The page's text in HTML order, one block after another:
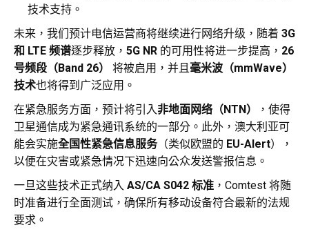
技术支持。
未来，我们预计电信运营商将继续进行网络升级，随着 3G
和 LTE 频谱逐步释放， 5G NR 的可用性将进一步提高， 26
号频段（Band 26）
将被启用，并且毫米波（mmWave）
技术也将得到广泛应用。
在紧急服务方面，预计将引入非地面网络（NTN）
，使得
卫星通信成为紧急通讯系统的一部分。此外，澳大利亚可
能会实施全国性紧急信息服务（类似欧盟的 EU-Alert），
以便在灾害或紧急情况下迅速向公众发送警报信息。
一旦这些技术正式纳入 AS/CA S042 标准 ，Comtest 将随
时准备进行全面测试，确保所有移动设备符合最新的法规
要求。